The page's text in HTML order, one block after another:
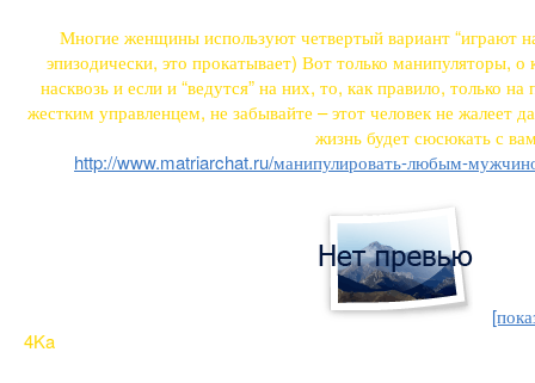
Многие женщины используют четвертый вариант “играют
эпизодически, это прокатывает) Вот только манипуляторы,
насквозь и если и “ведутся” на них, то, как правило, только
жестким управленцем, не забывайте – этот человек не жалеет
жизнь будет сюсюкать с
http://www.matriarchat.ru/манипулировать-любым-